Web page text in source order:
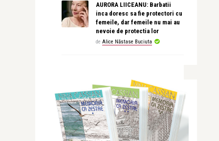
AURORA LIICEANU: Barbatii
inca doresc sa fie protectori cu
femeile, dar femeile nu mai au
nevoie de protectia lor
de Alice Năstase Buciuta